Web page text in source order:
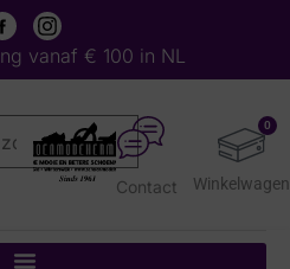
vanaf € 100 in NL
0
Contact